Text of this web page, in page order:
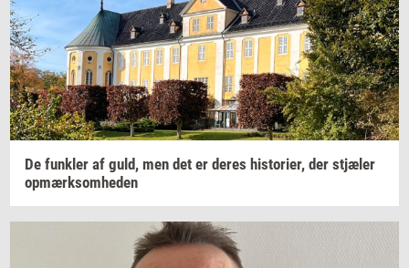
De funk­ler af guld, men det er deres hi­sto­ri­er, der stjæ­ler
op­mærk­som­he­den